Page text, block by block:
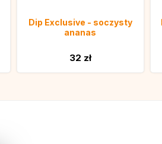
Dip Exclusive - soczysty
ananas
32 zł